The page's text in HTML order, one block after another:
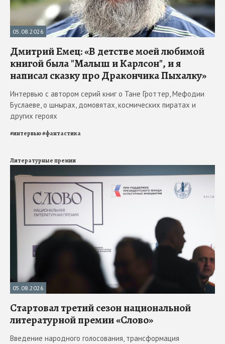
05.08.2026
Дмитрий Емец: «В детстве моей любимой
книгой была "Малыш и Карлсон", и я
написал сказку про Дракончика Пыхалку»
Интервью с автором серий книг о Тане Гроттер, Мефодии
Буслаеве, о шнырах, домовятах, космических пиратах и
других героях
#интервью#фантастика
Литературные премии
05.08.2026
Стартовал третий сезон национальной
литературной премии «Слово»
Введение народного голосования, трансформация